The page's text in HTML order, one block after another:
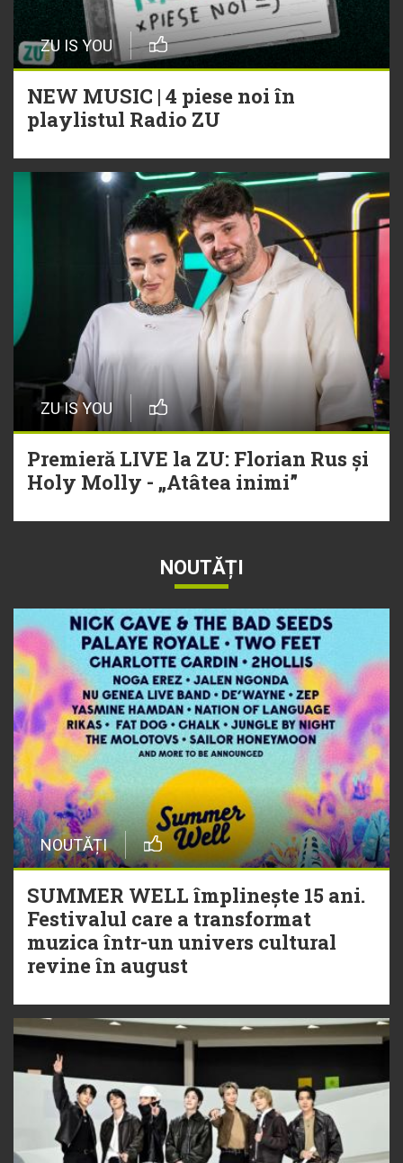
ZU IS YOU
NEW MUSIC | 4 piese noi în
playlistul Radio ZU
ZU IS YOU
Premieră LIVE la ZU: Florian Rus și
Holy Molly - „Atâtea inimi”
NOUTĂȚI
NOUTĂȚI
SUMMER WELL împlinește 15 ani.
Festivalul care a transformat
muzica într-un univers cultural
revine în august